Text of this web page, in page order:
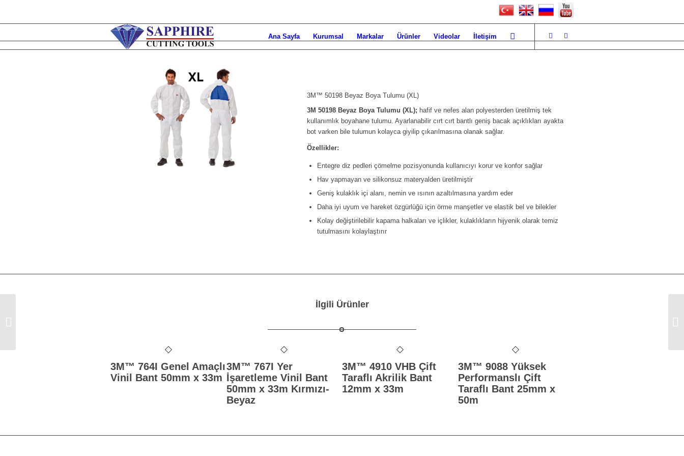
Ana Sayfa Kurumsal Markalar Ürünler Videolar İletişim
3M™ 50198 Beyaz Boya Tulumu (XL)
3M 50198 Beyaz Boya Tulumu (XL); hafif ve nefes alan polyesterden üretilmiş tek
kullanımlık boyahane tulumu. Ayarlanabilir cırt cırt bantlı geniş bacak açıklıkları ayakta
bot varken bile tulumun kolayca giyilip çıkarılmasına olanak sağlar.
Özellikler:
Entegre diz pedleri çömelme pozisyonunda kullanıcıyı korur ve konfor sağlar
Hav yapmayan ve silikonsuz materyalden üretilmiştir
Geniş kulaklık içi alanı, nemin ve ısının azaltılmasına yardım eder
Daha iyi uyum ve hareket özgürlüğü için örme manşetler ve elastik bel ve bilekler
Kolay değiştirilebilir kapama halkaları ve içlikler, kulaklıkların hijyenik olarak temiz
tutulmasını kolaylaştırır
İlgili Ürünler
3M™ 764I Genel Amaçlı
Vinil Bant 50mm x 33m
3M™ 767I Yer
İşaretleme Vinil Bant
50mm x 33m Kırmızı-
Beyaz
3M™ 4910 VHB Çift
Taraflı Akrilik Bant
12mm x 33m
3M™ 9088 Yüksek
Performanslı Çift
Taraflı Bant 25mm x
50m